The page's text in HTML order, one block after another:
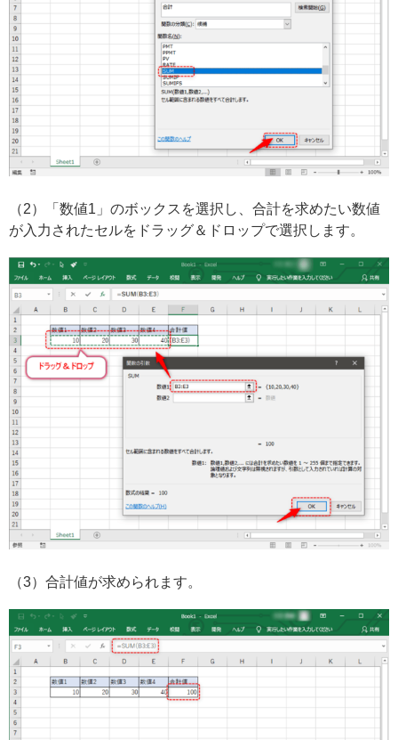
（2）「数値1」のボックスを選択し、合計を求めたい数値
が入力されたセルをドラッグ＆ドロップで選択します。
（3）合計値が求められます。